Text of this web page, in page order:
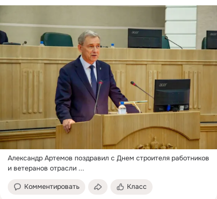
Александр Артемов поздравил с Днем строителя работников
и ветеранов отрасли ...
Комментировать Класс